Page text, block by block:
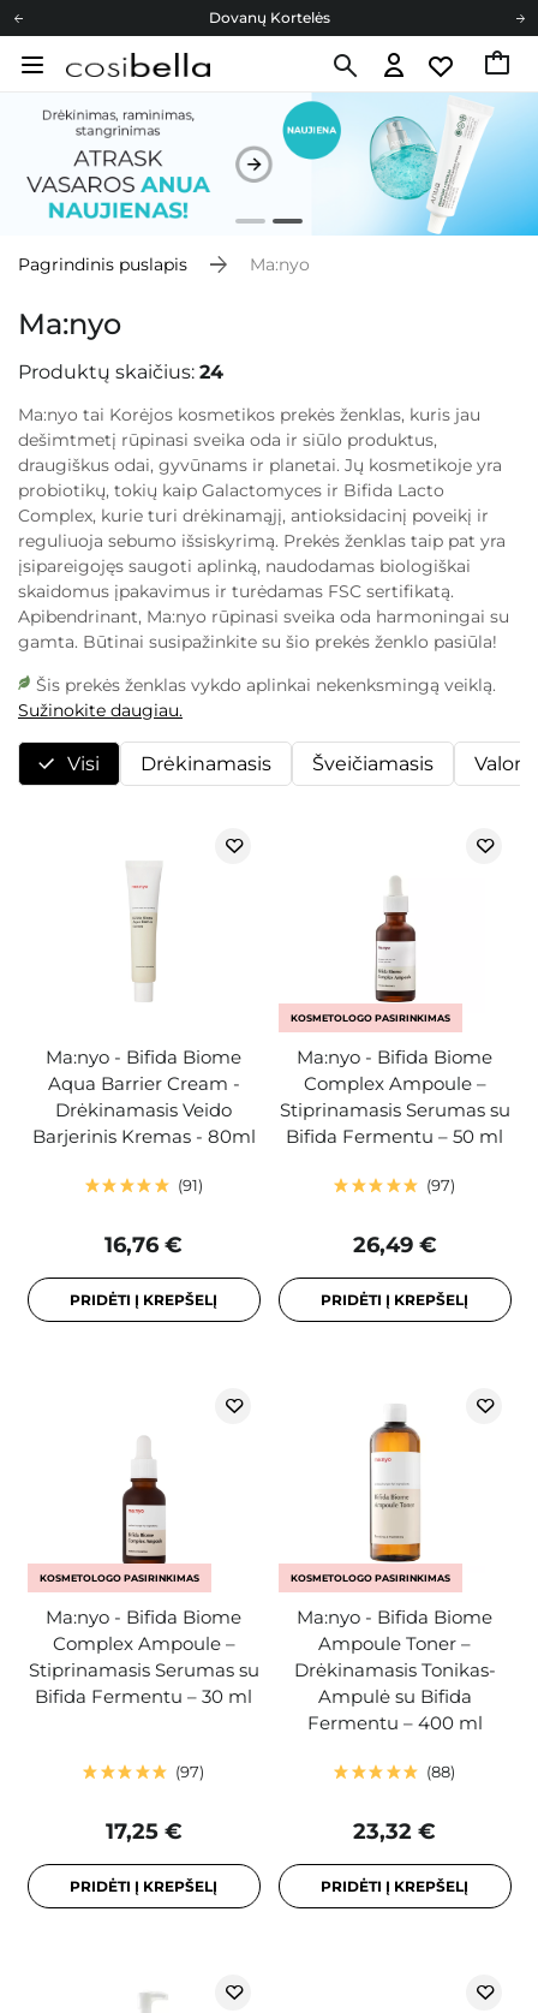
Cosibella lojalumo programa
Nemokamas pristatymas nuo 40,00 €
Dovanų Kortelės
Pagrindinis puslapis Ma:nyo
Ma:nyo
Produktų skaičius: 24
Ma:nyo tai Korėjos kosmetikos prekės ženklas, kuris jau
dešimtmetį rūpinasi sveika oda ir siūlo produktus,
draugiškus odai, gyvūnams ir planetai. Jų kosmetikoje yra
probiotikų, tokių kaip Galactomyces ir Bifida Lacto
Complex, kurie turi drėkinamąjį, antioksidacinį poveikį ir
reguliuoja sebumo išsiskyrimą. Prekės ženklas taip pat yra
įsipareigojęs saugoti aplinką, naudodamas biologiškai
skaidomus įpakavimus ir turėdamas FSC sertifikatą.
Apibendrinant, Ma:nyo rūpinasi sveika oda harmoningai su
gamta. Būtinai susipažinkite su šio prekės ženklo pasiūla!
Šis prekės ženklas vykdo aplinkai nekenksmingą veiklą.
Sužinokite daugiau.
Visi Drėkinamasis Šveičiamasis
Ma:nyo - Bifida Biome
Aqua Barrier Cream -
Drėkinamasis Veido
Barjerinis Kremas - 80ml
91
16,76 €
PRIDĖTI Į KREPŠELĮ
KOSMETOLOGO PASIRINKIMAS
Ma:nyo - Bifida Biome
Complex Ampoule –
Stiprinamasis Serumas su
Bifida Fermentu – 50 ml
97
26,49 €
PRIDĖTI Į KREPŠELĮ
KOSMETOLOGO PASIRINKIMAS
Ma:nyo - Bifida Biome
Complex Ampoule –
Stiprinamasis Serumas su
Bifida Fermentu – 30 ml
97
17,25 €
PRIDĖTI Į KREPŠELĮ
KOSMETOLOGO PASIRINKIMAS
Ma:nyo - Bifida Biome
Ampoule Toner –
Drėkinamasis Tonikas-
Ampulė su Bifida
Fermentu – 400 ml
88
23,32 €
PRIDĖTI Į KREPŠELĮ